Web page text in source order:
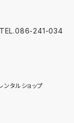
241-034
タルショップ